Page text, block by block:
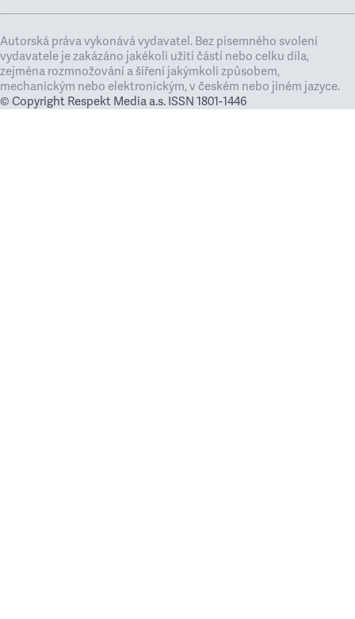
Autorská práva vykonává vydavatel. Bez písemného svolení
vydavatele je zakázáno jakékoli užití částí nebo celku díla,
zejména rozmnožování a šíření jakýmkoli způsobem,
mechanickým nebo elektronickým, v českém nebo jiném jazyce.
© Copyright Respekt Media a.s. ISSN 1801-1446